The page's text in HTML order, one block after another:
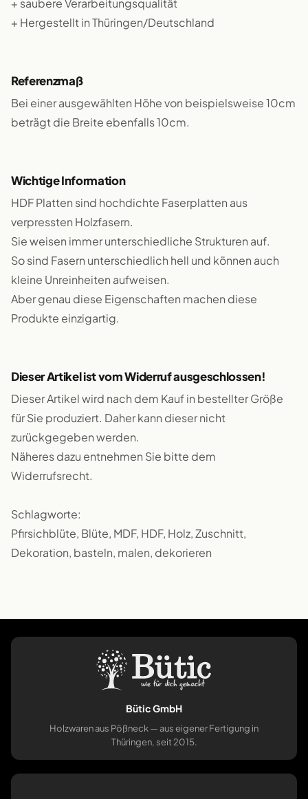
+ saubere Verarbeitungsqualität
+ Hergestellt in Thüringen/Deutschland
Referenzmaß
Bei einer ausgewählten Höhe von beispielsweise 10cm
beträgt die Breite ebenfalls 10cm.
Wichtige Information
HDF Platten sind hochdichte Faserplatten aus
verpressten Holzfasern.
Sie weisen immer unterschiedliche Strukturen auf.
So sind Fasern unterschiedlich hell und können auch
kleine Unreinheiten aufweisen.
Aber genau diese Eigenschaften machen diese
Produkte einzigartig.
Dieser Artikel ist vom Widerruf ausgeschlossen!
Dieser Artikel wird nach dem Kauf in bestellter Größe
für Sie produziert. Daher kann dieser nicht
zurückgegeben werden.
Näheres dazu entnehmen Sie bitte dem
Widerrufsrecht.
Schlagworte:
Pfirsichblüte, Blüte, MDF, HDF, Holz, Zuschnitt,
Dekoration, basteln, malen, dekorieren
Bütic GmbH
Holzwaren aus Pößneck — aus eigener Fertigung in
Thüringen, seit 2015.